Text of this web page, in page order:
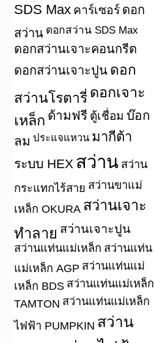
SDS Max คาร์เซอร์ ดอก
สว่าน ดอกสว่าน SDS Max
ดอกสว่านเจาะคอนกรีต
ดอกสว่านเจาะปูน ดอก
สว่านโรตารี่ ดอกเจาะ
เหล็ก ด้ามฟรี ตู้เชื่อม บ๊อก
ลม ประแจแหวน มากีต้า
ระบบ HEX สว่าน สว่าน
กระแทกไร้สาย สว่านขาแม่
เหล็ก OKURA สว่านเจาะ
ทำลาย สว่านเจาะปูน
สว่านแท่นแม่เหล็ก สว่านแท่น
แม่เหล็ก AGP สว่านแท่นแม่
เหล็ก BDS สว่านแท่นแม่เหล็ก
TAMTON สว่านแท่นแม่เหล็ก
ไฟฟ้า PUMPKIN สว่าน